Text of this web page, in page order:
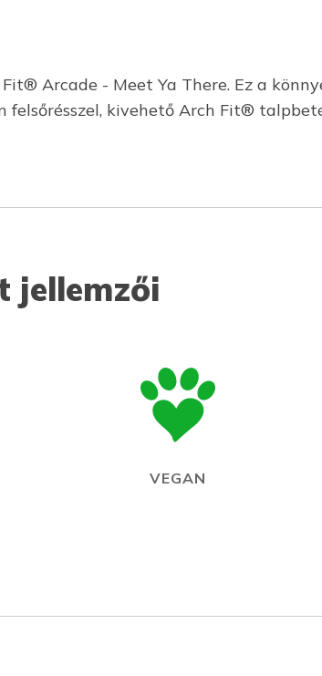
Arcade - Meet Ya There. Ez a
kivehető Arch Fit®
jellemzői
VEGAN